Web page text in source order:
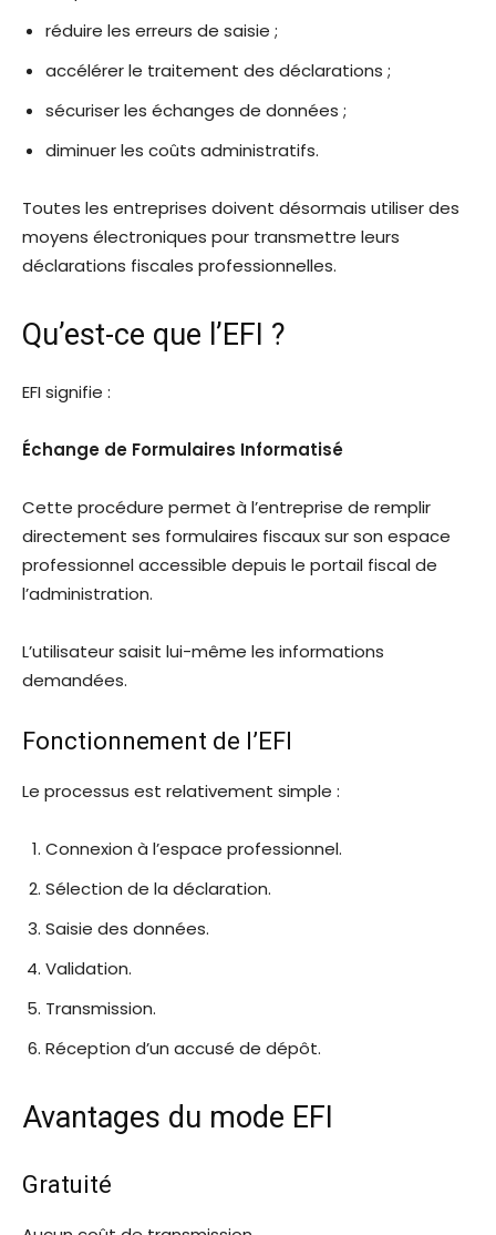
réduire les erreurs de saisie ;
accélérer le traitement des déclarations ;
sécuriser les échanges de données ;
diminuer les coûts administratifs.
Toutes les entreprises doivent désormais utiliser des
moyens électroniques pour transmettre leurs
déclarations fiscales professionnelles.
Qu’est-ce que l’EFI ?
EFI signifie :
Échange de Formulaires Informatisé
Cette procédure permet à l’entreprise de remplir
directement ses formulaires fiscaux sur son espace
professionnel accessible depuis le portail fiscal de
l’administration.
L’utilisateur saisit lui-même les informations
demandées.
Fonctionnement de l’EFI
Le processus est relativement simple :
Connexion à l’espace professionnel.
Sélection de la déclaration.
Saisie des données.
Validation.
Transmission.
Réception d’un accusé de dépôt.
Avantages du mode EFI
Gratuité